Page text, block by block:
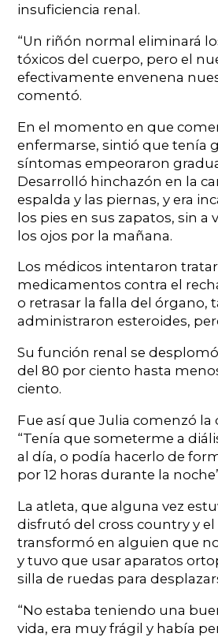
insuficiencia renal.
“Un riñón normal eliminará
tóxicos del cuerpo, pero el
efectivamente envenena
comentó.
En el momento en que
enfermarse, sintió que tenía
síntomas empeoraron
Desarrolló hinchazón en la
espalda y las piernas, y era
los pies en sus zapatos, sin a
los ojos por la mañana.
Los médicos intentaron
medicamentos contra el
o retrasar la falla del órgano,
administraron esteroides,
Su función renal se
del 80 por ciento hasta
ciento.
Fue así que Julia comenzó la
“Tenía que someterme a
al día, o podía hacerlo de
por 12 horas durante la
La atleta, que alguna vez
disfrutó del cross country y el
transformó en alguien que
y tuvo que usar aparatos
silla de ruedas para
“No estaba teniendo una
vida, era muy frágil y había